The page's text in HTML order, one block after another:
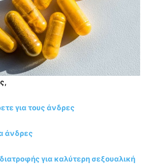
για τους άνδρες
άνδρες
για καλύτερη σεξουαλική